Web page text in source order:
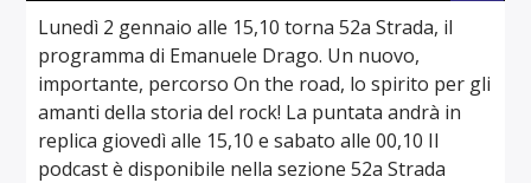
Lunedì 2 gennaio alle 15,10 torna 52a Strada, il
programma di Emanuele Drago. Un nuovo,
importante, percorso On the road, lo spirito per gli
amanti della storia del rock! La puntata andrà in
replica giovedì alle 15,10 e sabato alle 00,10 Il
podcast è disponibile nella sezione 52a Strada